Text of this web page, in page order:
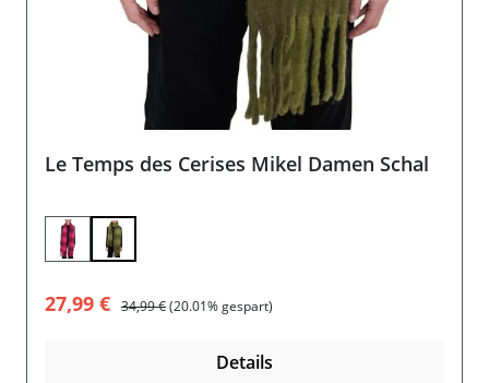
Le Temps des Cerises Mikel Damen Schal
Verkaufspreis:
27,99 € Regulärer Preis:
34,99 €(20.01% gespart)
Details